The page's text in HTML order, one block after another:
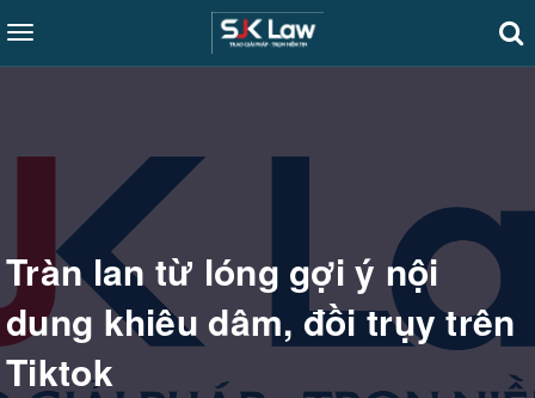
Toggle
navigation
Tràn lan từ lóng gợi ý nội
dung khiêu dâm, đồi trụy trên
Tiktok